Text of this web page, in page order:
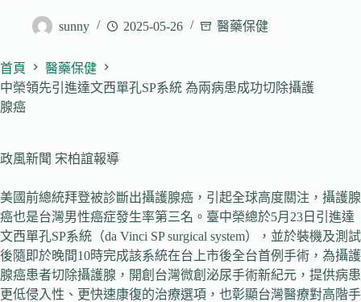
sunny 2025-05-26 醫藥保健
首頁
醫藥保健
中榮領先引進達文西單孔SP系統 為兩病患成功切除攝護
腺癌
政風新聞 宋柏誼報導
美國前總統拜登被診斷出攝護腺癌，引起全球高度關注，攝護腺
癌也是台灣男性癌症發生率第三名。臺中榮總於5月23日引進達
文西單孔SP系統（da Vinci SP surgical system），並於裝機及測試
後隨即於晚間10時完成該系統在台上市後全台首例手術，為攝護
腺癌患者切除攝護腺，開創台灣微創泌尿手術新紀元，提供病患
更低侵入性、更快速康復的治療選項，也彰顯台灣醫療對高階手